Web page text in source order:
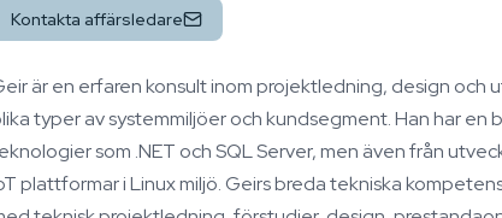
Kontakta affärsledare
är en erfaren konsult inom projektledning, design och
typer av systemmiljöer och kundsegment. Han har en
som .NET och SQL Server, men även från
plattformar i Linux miljö. Geirs breda tekniska